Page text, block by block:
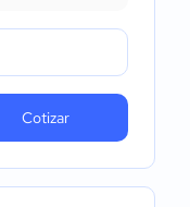
Cotizar